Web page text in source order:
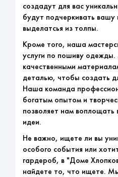
создадут для вас
будут подчеркивать вашу
выделатсья из толпы.
Кроме того, наша
услуги по пошиву
качественными
деталью, чтобы создать
Наша команда
богатым опытом и
позволяет нам воплощать
идеи.
Не важно, ищете ли вы
особого события или
гардероб, в "Доме
найдете то, что ищете.